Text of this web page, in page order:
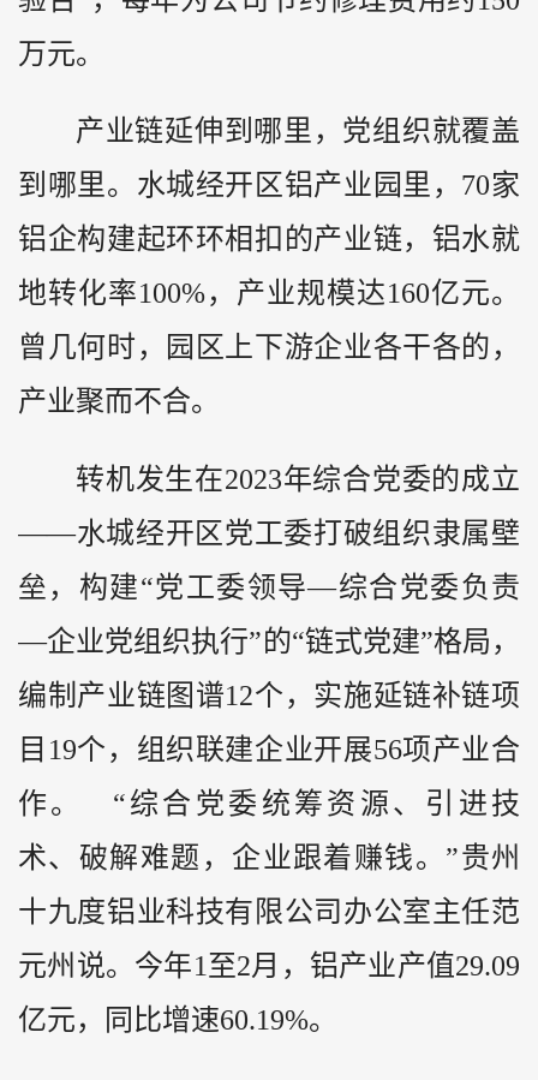
万元。
产业链延伸到哪里，党组织就覆盖
到哪里。水城经开区铝产业园里，70家
铝企构建起环环相扣的产业链，铝水就
地转化率100%，产业规模达160亿元。
曾几何时，园区上下游企业各干各的，
产业聚而不合。
转机发生在2023年综合党委的成立
——水城经开区党工委打破组织隶属壁
垒，构建“党工委领导—综合党委负责
—企业党组织执行”的“链式党建”格局，
编制产业链图谱12个，实施延链补链项
目19个，组织联建企业开展56项产业合
作。 “综合党委统筹资源、引进技
术、破解难题，企业跟着赚钱。”贵州
十九度铝业科技有限公司办公室主任范
元州说。今年1至2月，铝产业产值29.09
亿元，同比增速60.19%。